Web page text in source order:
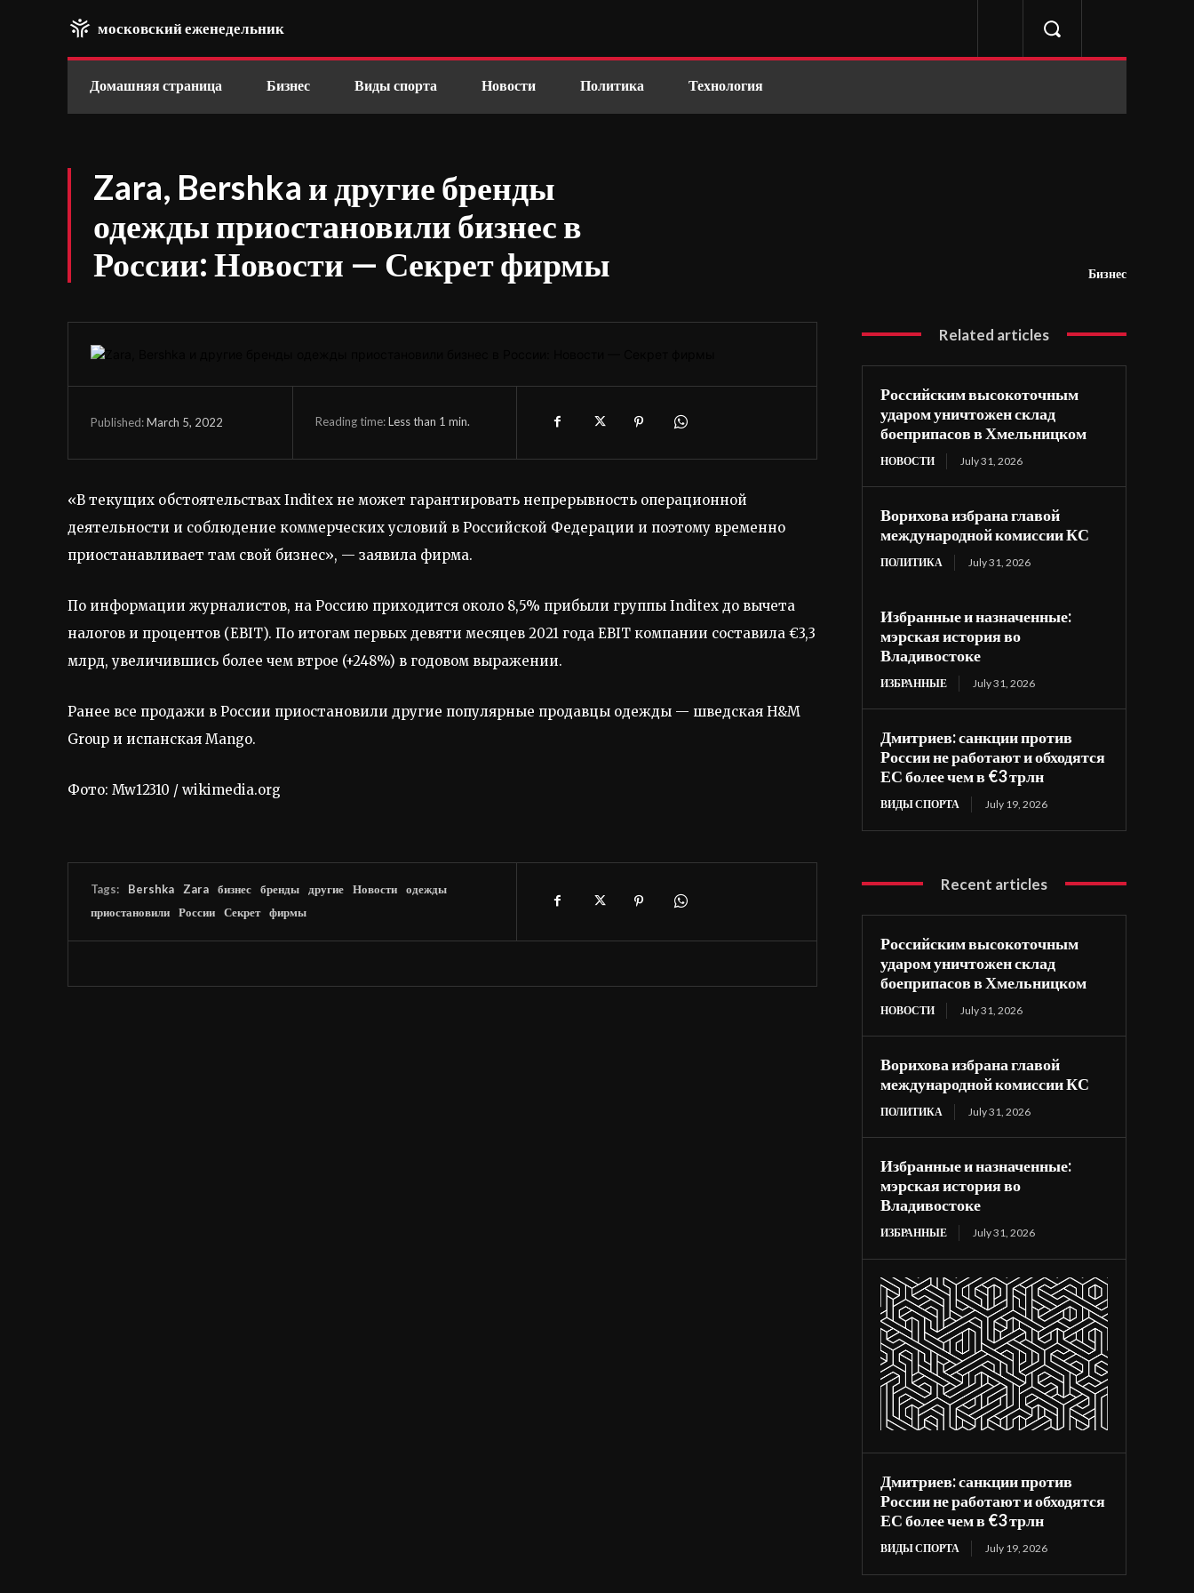
московский еженедельник
Домашняя страница Бизнес Виды спорта Новости Политика Технология
Zara, Bershka и другие бренды
одежды приостановили бизнес в
России: Новости — Секрет фирмы
Бизнес
Published:March 5, 2022 Reading time:Less than 1 min.
«В текущих обстоятельствах Inditex не может гарантировать непрерывность операционной
деятельности и соблюдение коммерческих условий в Российской Федерации и поэтому временно
приостанавливает там свой бизнес», — заявила фирма.
По информации журналистов, на Россию приходится около 8,5% прибыли группы Inditex до вычета
налогов и процентов (EBIT). По итогам первых девяти месяцев 2021 года EBIT компании составила €3,3
млрд, увеличившись более чем втрое (+248%) в годовом выражении.
Ранее все продажи в России приостановили другие популярные продавцы одежды — шведская H&M
Group и испанская Mango.
Фото: Mw12310 / wikimedia.org
Tags: Bershka Zara бизнес бренды другие Новости
одежды
приостановили
России Секрет фирмы
Related articles
Российским высокоточным
ударом уничтожен склад
боеприпасов в Хмельницком
НОВОСТИ July 31, 2026
Ворихова избрана главой
международной комиссии КС
ПОЛИТИКА July 31, 2026
Избранные и назначенные:
мэрская история во
Владивостоке
ИЗБРАННЫЕ July 31, 2026
Дмитриев: санкции против
России не работают и обходятся
ЕС более чем в €3 трлн
ВИДЫ СПОРТА July 19, 2026
Recent articles
Российским высокоточным
ударом уничтожен склад
боеприпасов в Хмельницком
НОВОСТИ July 31, 2026
Ворихова избрана главой
международной комиссии КС
ПОЛИТИКА July 31, 2026
Избранные и назначенные:
мэрская история во
Владивостоке
ИЗБРАННЫЕ July 31, 2026
Дмитриев: санкции против
России не работают и обходятся
ЕС более чем в €3 трлн
ВИДЫ СПОРТА July 19, 2026